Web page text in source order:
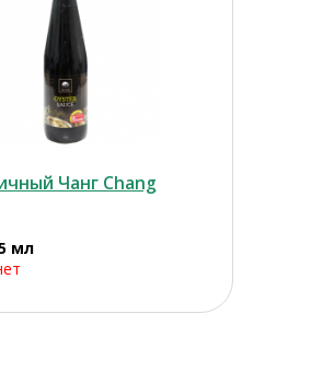
Чанг Chang
мл